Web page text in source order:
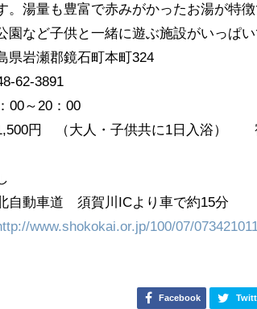
。湯量も豊富で赤みがかったお湯が特徴
園など子供と一緒に遊ぶ施設がいっぱい
郡鏡石町本町324
3891
～20：00
大人・子供共に1日入浴） 宿
車道 須賀川ICより車で約15分
www.shokokai.or.jp/100/07/
Facebook